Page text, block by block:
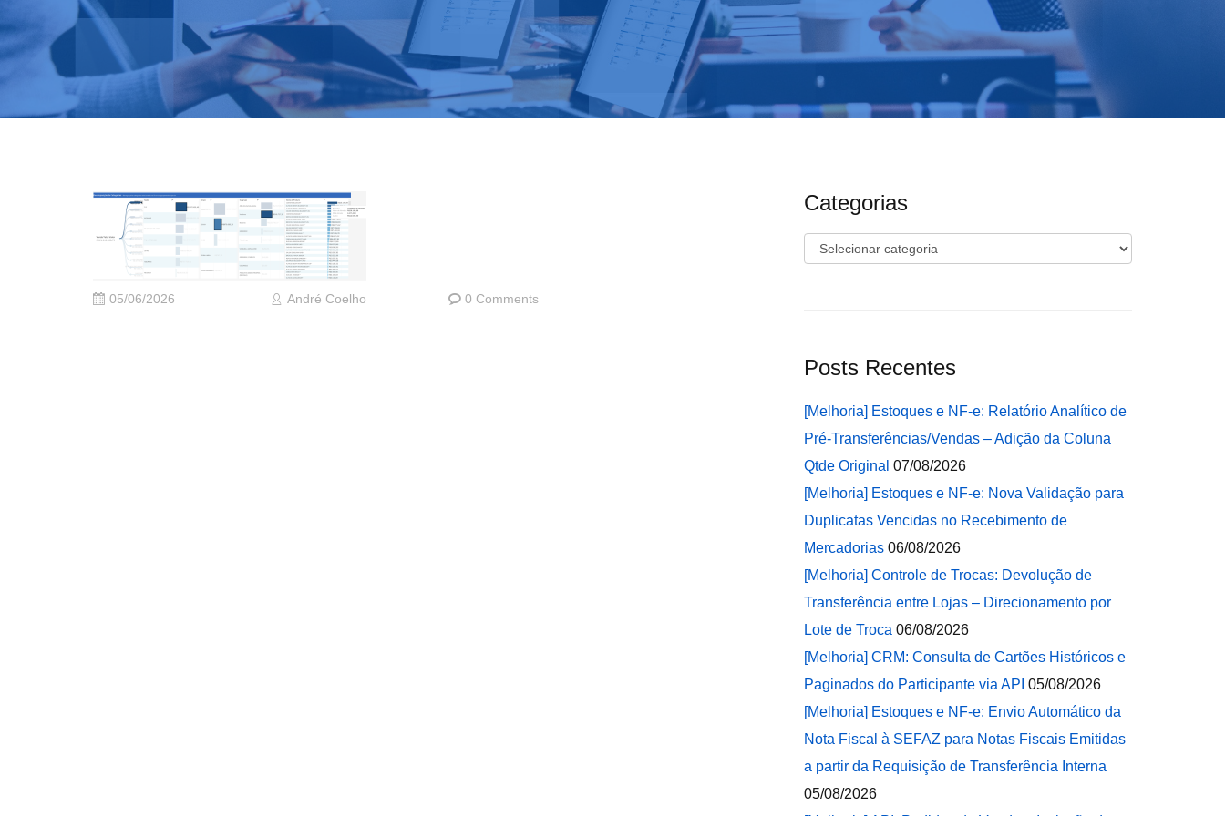
05/06/2026 André Coelho 0 Comments
Categorias
Categorias
Posts Recentes
[Melhoria] Estoques e NF-e: Relatório Analítico de
Pré-Transferências/Vendas – Adição da Coluna
Qtde Original 07/08/2026
[Melhoria] Estoques e NF-e: Nova Validação para
Duplicatas Vencidas no Recebimento de
Mercadorias 06/08/2026
[Melhoria] Controle de Trocas: Devolução de
Transferência entre Lojas – Direcionamento por
Lote de Troca 06/08/2026
[Melhoria] CRM: Consulta de Cartões Históricos e
Paginados do Participante via API 05/08/2026
[Melhoria] Estoques e NF-e: Envio Automático da
Nota Fiscal à SEFAZ para Notas Fiscais Emitidas
a partir da Requisição de Transferência Interna
05/08/2026